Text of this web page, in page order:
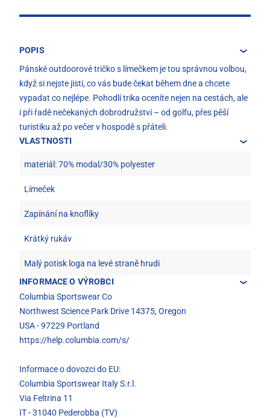
POPIS
Pánské outdoorové tričko s límečkem je tou správnou volbou,
když si nejste jisti, co vás bude čekat během dne a chcete
vypadat co nejlépe. Pohodlí trika oceníte nejen na cestách, ale
i při řadě nečekaných dobrodružství – od golfu, přes pěší
turistiku až po večer v hospodě s přáteli.
VLASTNOSTI
materiál: 70% modal/30% polyester
Límeček
Zapínání na knoflíky
Krátký rukáv
Malý potisk loga na levé straně hrudi
INFORMACE O VÝROBCI
Columbia Sportswear Co
Northwest Science Park Drive 14375, Oregon
USA - 97229 Portland
https://help.columbia.com/s/
Informace o dovozci do EU:
Columbia Sportswear Italy S.r.l.
Via Feltrina 11
IT - 31040 Pederobba (TV)